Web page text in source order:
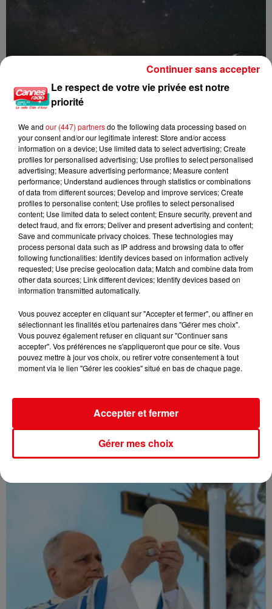
Nuits des étoiles 2026 : trois soirées pour observer le ciel et...
Var : L' incendie du Gros Bessillon désormais fixé après avoir...
Le respect de votre vie privée est notre
priorité
We and our (447) partnersdo the following data processing based on
your consent and/or our legitimate interest: Store and/or access
information on a device; Use limited data to select advertising; Create
profiles for personalised advertising; Use profiles to select personalised
advertising; Measure advertising performance; Measure content
performance; Understand audiences through statistics or combinations
of data from different sources; Develop and improve services; Create
profiles to personalise content; Use profiles to select personalised
content; Use limited data to select content; Ensure security, prevent and
detect fraud, and fix errors; Deliver and present advertising and content;
Save and communicate privacy choices. These technologies may
process personal data such as IP address and browsing data to offer
following functionalities: Identify devices based on information actively
requested; Use precise geolocation data; Match and combine data from
other data sources; Link different devices; Identify devices based on
information transmitted automatically.
Vous pouvez accepter en cliquant sur "Accepter et fermer", ou affiner en
sélectionnant les finalités et/ou partenaires dans "Gérer mes choix".
Vous pouvez également refuser en cliquant sur "Continuer sans
accepter". Vos préférences ne s'appliqueront que pour ce site. Vous
pouvez mettre à jour vos choix, ou retirer votre consentement à tout
moment via le lien "Gérer les cookies" situé en bas de chaque page.
Gérer mes choix
Accepter et fermer
Continuer sans accepter